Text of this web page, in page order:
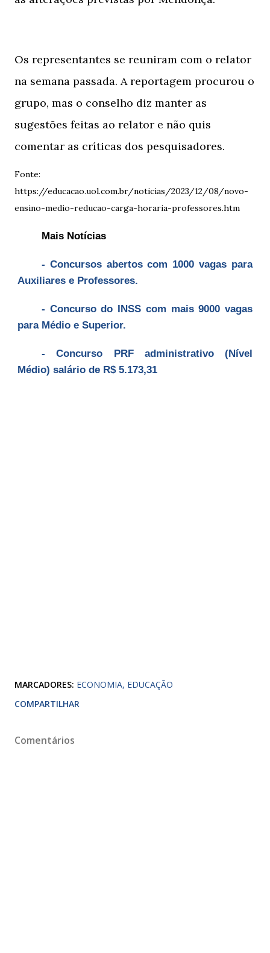
Os representantes se reuniram com o relator
na semana passada. A reportagem procurou o
grupo, mas o conselho diz manter as
sugestões feitas ao relator e não quis
comentar as críticas dos pesquisadores.
Fonte:
https://educacao.uol.com.br/noticias/2023/12/08/novo-
ensino-medio-reducao-carga-horaria-professores.htm
Mais Notícias
- Concursos abertos com 1000 vagas para
Auxiliares e Professores.
- Concurso do INSS com mais 9000 vagas
para Médio e Superior.
- Concurso PRF administrativo (Nível
Médio) salário de R$ 5.173,31
MARCADORES: ECONOMIA EDUCAÇÃO
COMPARTILHAR
Comentários